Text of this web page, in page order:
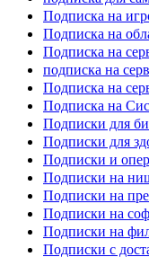
Подписка на
Подписка на
Подписка на
подписка на
Подписка на
Подписка на
Подписки для
Подписки для
Подписки и
Подписки на
Подписки на
Подписки на
Подписки на
Подписки с